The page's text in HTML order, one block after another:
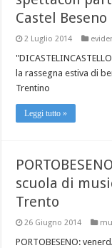
Castel Beseno
2 Luglio 2014
la rassegna estiva di
Trentino
Leggi tutto »
scuola di
Trento
26 Giugno 2014
PORTOBESENO: